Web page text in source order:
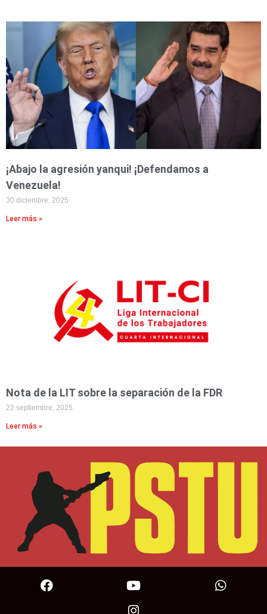
¡Abajo la agresión yanqui! ¡Defendamos a
Venezuela!
30 diciembre, 2025
Leer más »
Nota de la LIT sobre la separación de la FDR
22 septiembre, 2025
Leer más »